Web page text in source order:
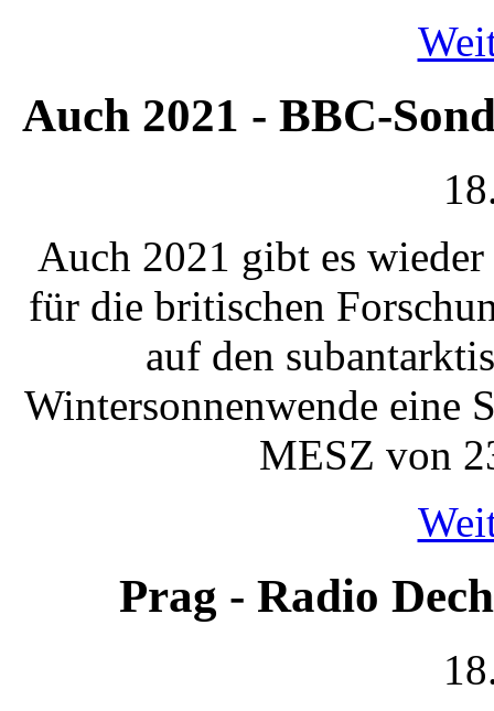
Auch 2021 - BBC-
Auch 2021 gibt es
für die britischen
auf den
Wintersonnenwende eine
MESZ von
Prag - Radio